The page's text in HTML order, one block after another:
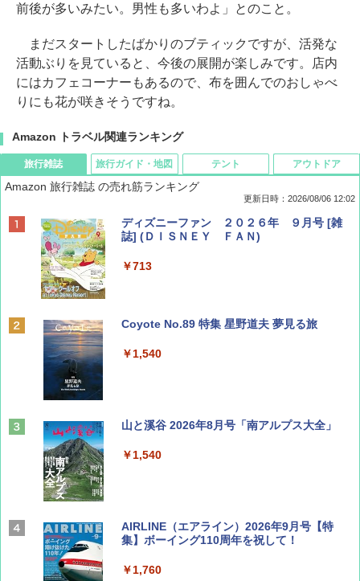
前後が多いみたい。男性も多いわよ」とのこと。
まだスタートしたばかりのブティックですが、活発な
活動ぶりを見ていると、今後の展開が楽しみです。店内
にはカフェコーナーもあるので、布を囲んでのおしゃべ
りにも花が咲きそうですね。
Amazon トラベル関連ランキング
旅行雑誌
Amazon 旅行雑誌 の売れ筋ランキング
更新日時：2026/08/06 12:02
ディズニーファン ２０２６年 ９月号 [雑
誌] (ＤＩＳＮＥＹ ＦＡＮ)
￥713
Coyote No.89 特集 星野道夫 夢見る旅
￥1,540
山と溪谷 2026年8月号「南アルプス大全」
￥1,540
AIRLINE（エアライン）2026年9月号【特
集】ボーイング110周年を祝して！
￥1,760
旅行ガイド・地図 テント アウトドア